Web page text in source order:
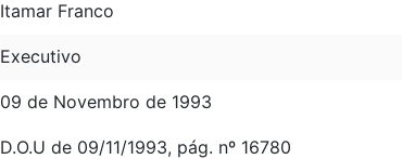
Itamar Franco
Executivo
09 de Novembro de 1993
D.O.U de 09/11/1993, pág. nº 16780